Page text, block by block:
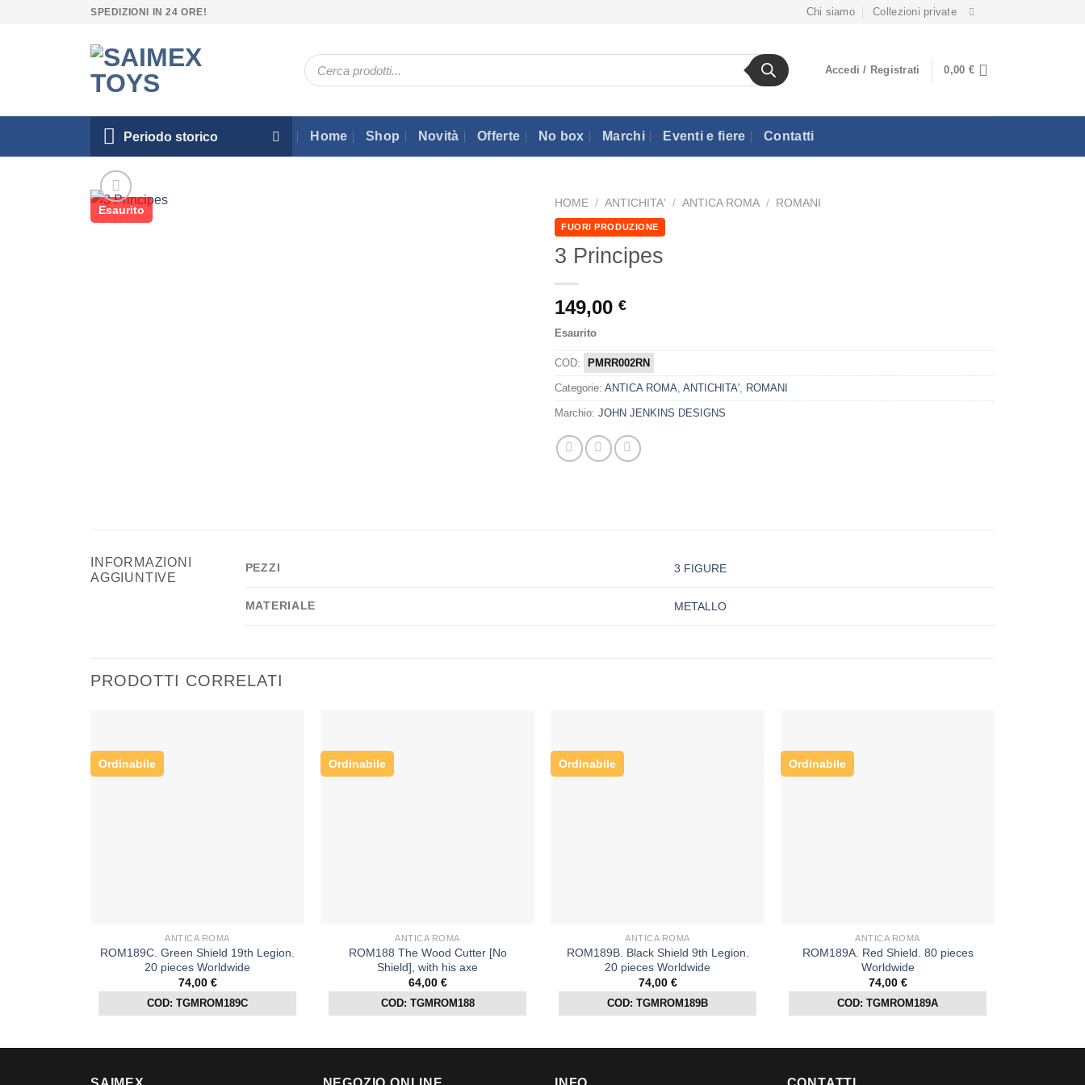
SPEDIZIONI IN 24 ORE! Chi siamo Collezioni private
Ricerca
prodotti
Accedi / Registrati 0,00 €
Periodo storico Home Shop Novità Offerte No box Marchi Eventi e fiere Contatti
Esaurito
HOME / ANTICHITA' / ANTICA ROMA / ROMANI
FUORI PRODUZIONE
3 Principes
149,00 €
Esaurito
COD: PMRR002RN
Categorie: ANTICA ROMA ANTICHITA' ROMANI
Marchio: JOHN JENKINS DESIGNS
INFORMAZIONI
AGGIUNTIVE
PEZZI 3 FIGURE
MATERIALE METALLO
PRODOTTI CORRELATI
Ordinabile
ANTICA ROMA
ROM189C. Green Shield 19th Legion.
20 pieces Worldwide
74,00 €
COD: TGMROM189C
Ordinabile
ANTICA ROMA
ROM188 The Wood Cutter [No
Shield], with his axe
64,00 €
COD: TGMROM188
Ordinabile
ANTICA ROMA
ROM189B. Black Shield 9th Legion.
20 pieces Worldwide
74,00 €
COD: TGMROM189B
Ordinabile
ANTICA ROMA
ROM189A. Red Shield. 80 pieces
Worldwide
74,00 €
COD: TGMROM189A